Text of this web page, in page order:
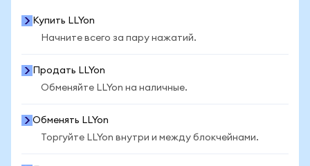
Купить LLYon
Начните всего за пару нажатий.
Продать LLYon
Обменяйте LLYon на наличные.
Обменять LLYon
Торгуйте LLYon внутри и между блокчейнами.